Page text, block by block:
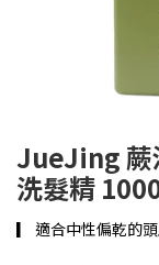
JueJing 蕨
洗髮精
▎ 適合中性偏乾的頭